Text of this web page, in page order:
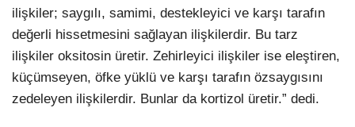
ilişkiler; saygılı, samimi, destekleyici ve karşı tarafın
değerli hissetmesini sağlayan ilişkilerdir. Bu tarz
ilişkiler oksitosin üretir. Zehirleyici ilişkiler ise eleştiren,
küçümseyen, öfke yüklü ve karşı tarafın özsaygısını
zedeleyen ilişkilerdir. Bunlar da kortizol üretir.” dedi.